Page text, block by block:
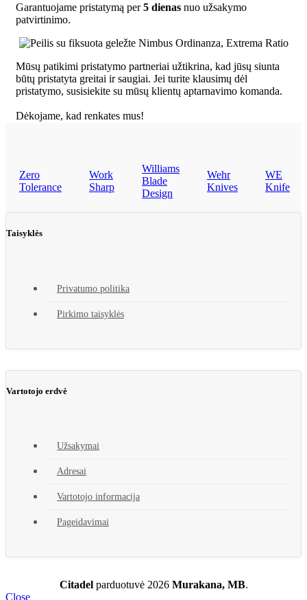
Garantuojame pristatymą per5 dienas nuo užsakymo
patvirtinimo.
Mūsų patikimi pristatymo partneriai užtikrina, kad jūsų siunta
būtų pristatyta greitai ir saugiai. Jei turite klausimų dėl
pristatymo, susisiekite su mūsų klientų aptarnavimo komanda.
Dėkojame, kad renkates mus!
Zero
Tolerance
Work
Sharp
Williams
Blade
Design
Wehr
Knives
WE
Knife
Taisyklės
Privatumo politika
Pirkimo taisyklės
Vartotojo erdvė
Užsakymai
Adresai
Vartotojo informacija
Pageidavimai
Citadelparduotuvė 2026 Murakana, MB.
Close